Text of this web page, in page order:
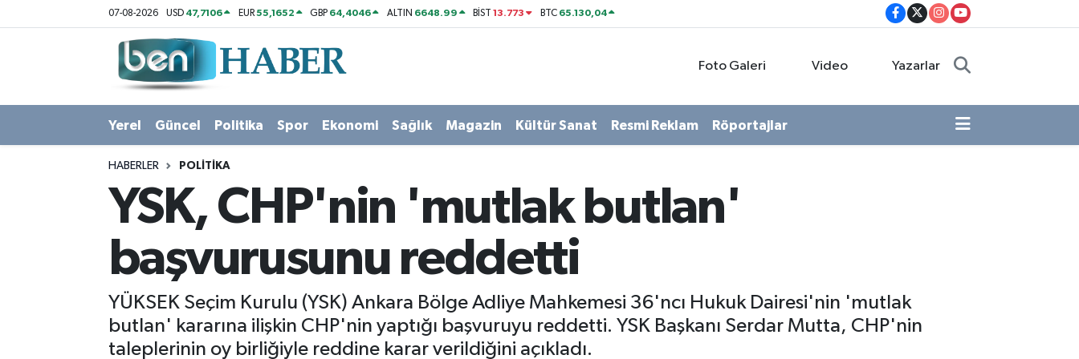
07-08-2026 USD 47,7106 EUR55,1652 GBP 64,4046 ALTIN 6648.99 BİST13.773 BTC 65.130,04
Foto Galeri Video Yazarlar
Yerel Güncel Politika Spor Ekonomi Sağlık Magazin Kültür Sanat Resmi Reklam Röportajlar
HABERLER POLITIKA
YSK, CHP'nin 'mutlak butlan'
başvurusunu reddetti
YÜKSEK Seçim Kurulu (YSK) Ankara Bölge Adliye Mahkemesi 36'ncı Hukuk Dairesi'nin 'mutlak
butlan' kararına ilişkin CHP'nin yaptığı başvuruyu reddetti. YSK Başkanı Serdar Mutta, CHP'nin
taleplerinin oy birliğiyle reddine karar verildiğini açıkladı.
Politika
Kültür Sanat
Hava Durumu
Süper Lig Puan Durumu ve Fikstür
Son Dakika Haberleri
Haber Arşivi